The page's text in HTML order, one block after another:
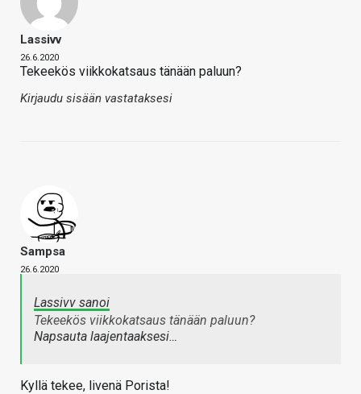
Lassivv
26.6.2020
Tekeekös viikkokatsaus tänään paluun?
Kirjaudu sisään vastataksesi
Sampsa
26.6.2020
Lassivv sanoi
Tekeekös viikkokatsaus tänään paluun?
Napsauta laajentaaksesi…
Kyllä tekee, livenä Porista!